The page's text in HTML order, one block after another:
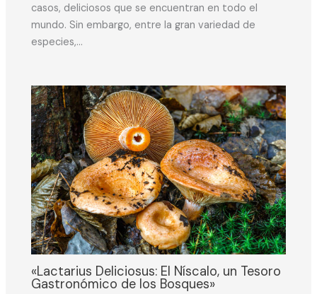
casos, deliciosos que se encuentran en todo el
mundo. Sin embargo, entre la gran variedad de
especies,…
«Lactarius Deliciosus: El Níscalo, un Tesoro
Gastronómico de los Bosques»